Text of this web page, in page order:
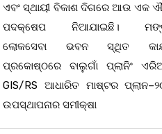
ଛାତ୍ରୀମାନଙ୍କ ସୁରକ୍ଷା,
ସଶକ୍ତିକରଣ କାର୍ଯ୍ୟକ୍ରମ
ଆଲୋଚନାଚକ୍ର ଅଧ୍ୟକ୍ଷ ଡକ୍ଟର
ସୁବୁଦ୍ଧିଙ୍କ ସଭାପତିତ୍ୱରେ
ହୋଇଯାଇଛି।ଉକ୍ତ କାର୍ଯ୍ୟକ୍ରମରେ
ଅଧ୍ୟକ୍ଷ ସୁବାସ ଚନ୍ଦ୍ର